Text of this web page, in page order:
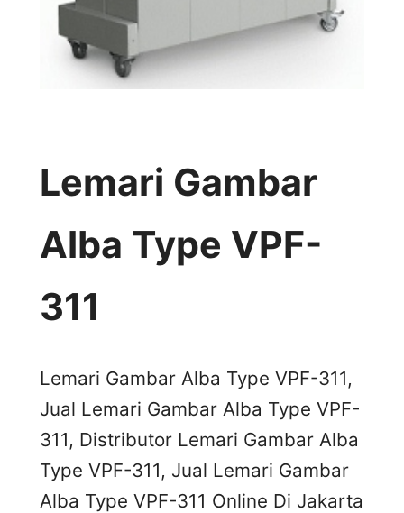
Lemari Gambar
Alba Type VPF-
311
Lemari Gambar Alba Type VPF-311,
Jual Lemari Gambar Alba Type VPF-
311, Distributor Lemari Gambar Alba
Type VPF-311, Jual Lemari Gambar
Alba Type VPF-311 Online Di Jakarta